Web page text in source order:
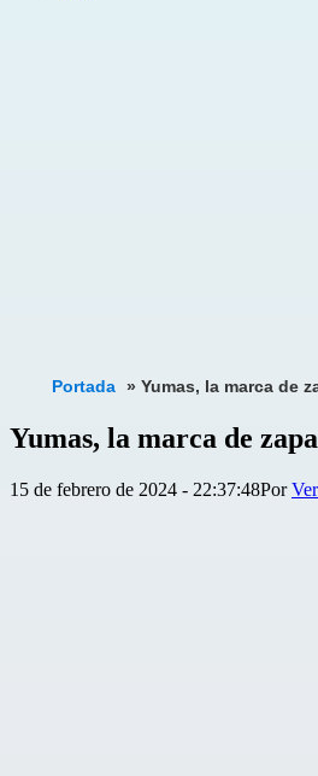
Portada » Yumas, la marca de
Yumas, la marca de
Publicada
15 de febrero de 2024 - 22:37:48Por